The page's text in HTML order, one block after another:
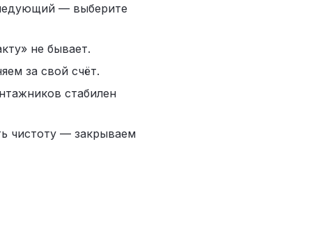
— выберите
не бывает.
за свой счёт.
стабилен
чистоту — закрываем